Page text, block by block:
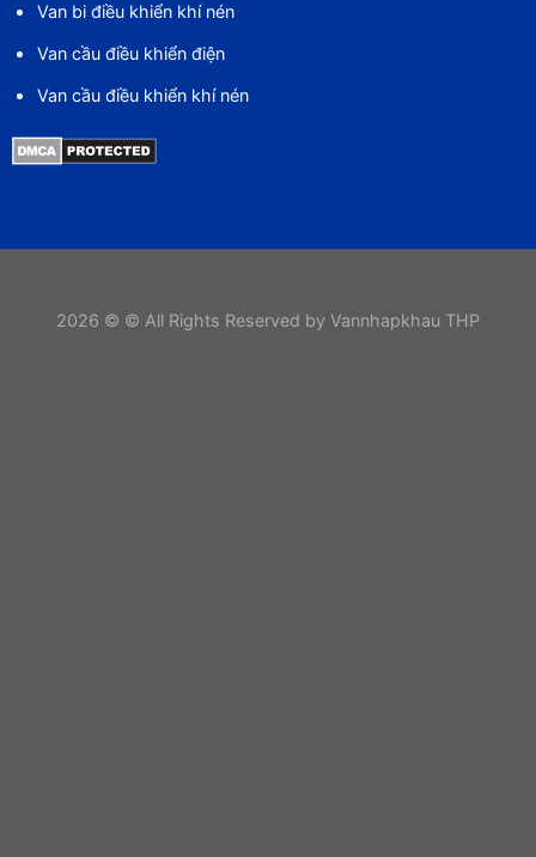
Van bi điều khiển khí nén
Van cầu điều khiển điện
Van cầu điều khiển khí nén
2026 © © All Rights Reserved by Vannhapkhau THP